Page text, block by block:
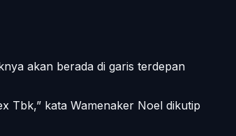
akan berada di garis terdepan
Tbk,” kata Wamenaker Noel dikutip